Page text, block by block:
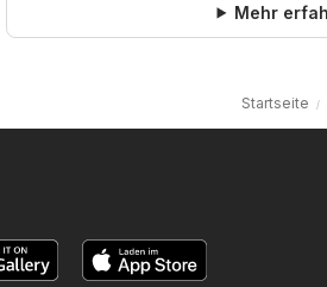
Mehr
Startseite